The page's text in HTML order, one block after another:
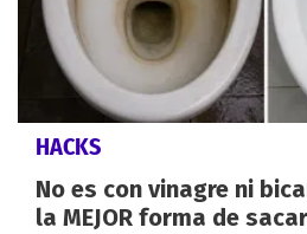
HACKS
No es con vinagre ni
la MEJOR forma de